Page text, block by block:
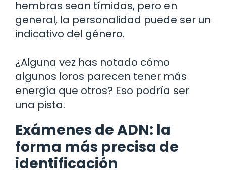
hembras sean tímidas, pero en
general, la personalidad puede ser un
indicativo del género.
¿Alguna vez has notado cómo
algunos loros parecen tener más
energía que otros? Eso podría ser
una pista.
Exámenes de ADN: la
forma más precisa de
identificación